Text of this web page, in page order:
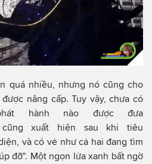
quá nhiều, nhưng nó cũng cho
nâng cấp. Tuy vậy, chưa có
hành nào được đưa
xuất hiện sau khi tiêu
và có vẻ như cả hai đang tìm
đỡ". Một ngọn lửa xanh bất ngờ